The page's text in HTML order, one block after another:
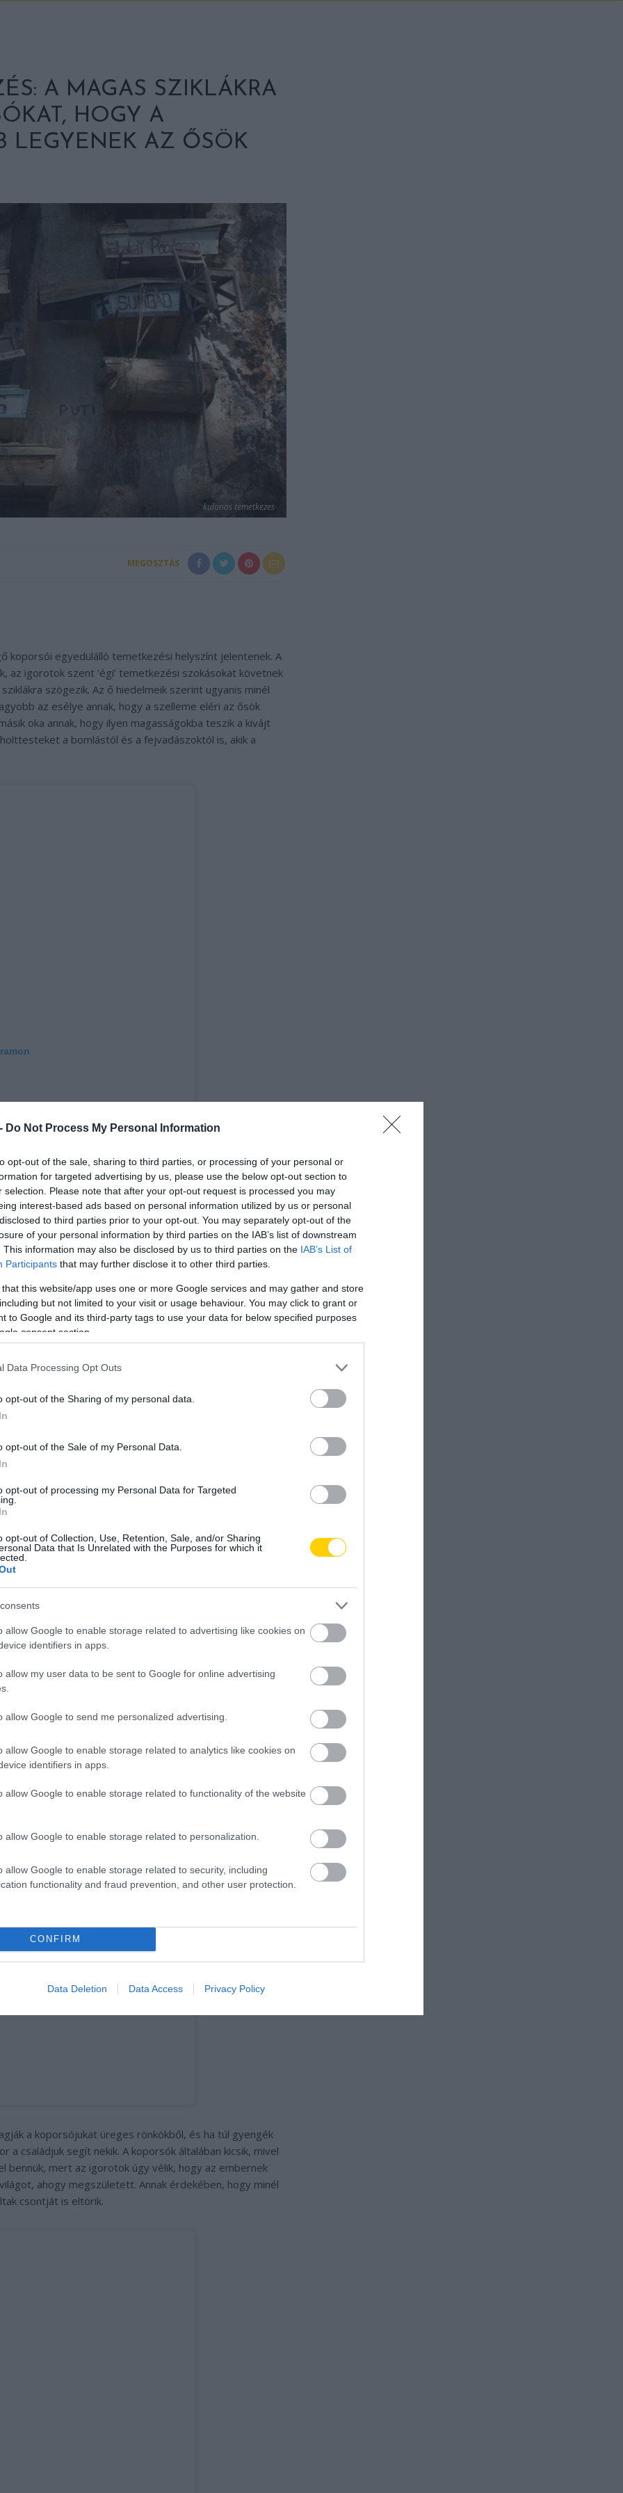
Do Not Process My Personal Information
opt-out of the sale, sharing to third parties, or processing of your personal or
for targeted advertising by us, please use the below opt-out section to
selection. Please note that after your opt-out request is processed you may
interest-based ads based on personal information utilized by us or personal
to third parties prior to your opt-out. You may separately opt-out of the
of your personal information by third parties on the IAB’s list of downstream
This information may also be disclosed by us to third parties on the IAB’s List of
Participants that may further disclose it to other third parties.
that this website/app uses one or more Google services and may gather and store
but not limited to your visit or usage behaviour. You may click to grant or
to Google and its third-party tags to use your data for below specified purposes
consent section.
Data Processing Opt Outs
opt-out of the Sharing of my personal data.
opt-out of the Sale of my Personal Data.
opt-out of processing my Personal Data for Targeted
opt-out of Collection, Use, Retention, Sale, and/or Sharing
Data that Is Unrelated with the Purposes for which it
allow Google to enable storage related to advertising like cookies on
identifiers in apps.
allow my user data to be sent to Google for online advertising
allow Google to send me personalized advertising.
allow Google to enable storage related to analytics like cookies on
identifiers in apps.
allow Google to enable storage related to functionality of the website
allow Google to enable storage related to personalization.
allow Google to enable storage related to security, including
functionality and fraud prevention, and other user protection.
CONFIRM
Data Deletion Data Access Privacy Policy
A MAGAS SZIKLÁKRA
HOGY A
LEGYENEK AZ ŐSÖK
kulonos temetkezes
MEGOSZTÁS
koporsói egyedülálló temetkezési helyszínt jelentenek. A
az igorotok szent ’égi’ temetkezési szokásokat követnek
szögezik. Az ő hiedelmeik szerint ugyanis minél
az esélye annak, hogy a szelleme eléri az ősök
oka annak, hogy ilyen magasságokba teszik a kivájt
a bomlástól és a fejvadászoktól is, akik a
által megosztott bejegyzés
tagjaira vagy vezetőire vonatkozik. Szigorú szabályok
minden egyes temetés előtt szent rituálékat
egyben a társadalmi státuszra is utal. A legtöbb
egy női halott esetét is. Akadnak olyan koporsók,
a koporsójukat üreges rönkökből, és ha túl gyengék
a családjuk segít nekik. A koporsók általában kicsik, mivel
bennük, mert az igorotok úgy vélik, hogy az embernek
ahogy megszületett. Annak érdekében, hogy minél
csontját is eltörik.